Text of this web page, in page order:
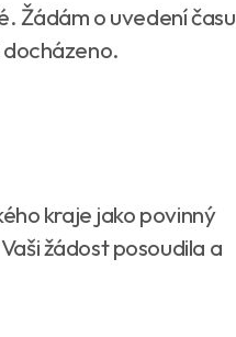
Žádám o uvedení času
docházeno.
kraje jako povinný
žádost posoudila a